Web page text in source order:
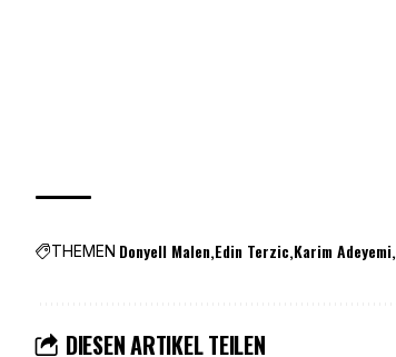
THEMEN Donyell Malen Edin Terzic Karim Adeyemi
DIESEN ARTIKEL TEILEN